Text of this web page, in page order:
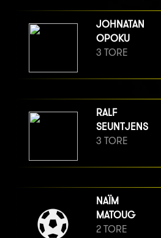
JOHNATAN
OPOKU
3 TORE
RALF
SEUNTJENS
3 TORE
NAÏM
MATOUG
2 TORE